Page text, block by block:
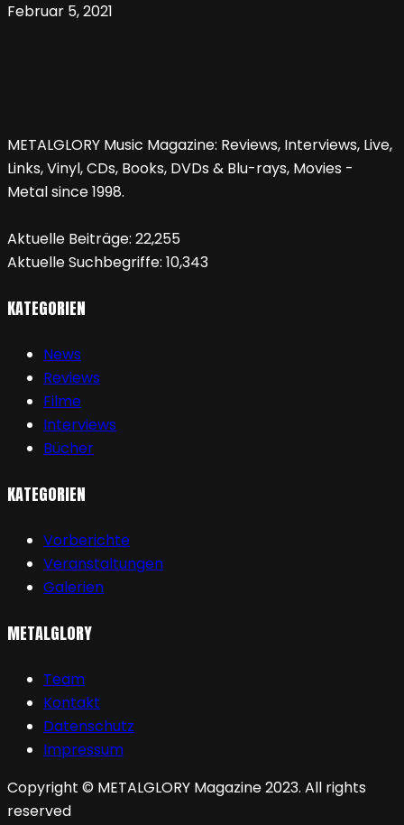
Februar 5, 2021
METALGLORY Music Magazine: Reviews, Interviews, Live,
Links, Vinyl, CDs, Books, DVDs & Blu-rays, Movies -
Metal since 1998.
Aktuelle Beiträge: 22,255
Aktuelle Suchbegriffe: 10,343
KATEGORIEN
News
Reviews
Filme
Interviews
Bücher
KATEGORIEN
Vorberichte
Veranstaltungen
Galerien
METALGLORY
Team
Kontakt
Datenschutz
Impressum
Copyright © METALGLORY Magazine 2023. All rights
reserved